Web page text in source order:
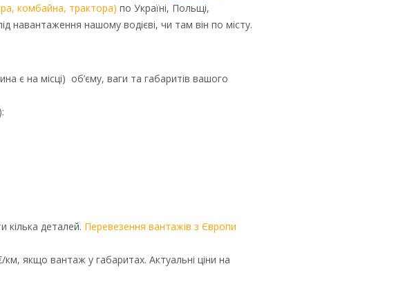
комбайна, трактора) по Україні, Польщі,
навантаження нашому водієві, чи там він по місту.
є на місці) об’єму, ваги та габаритів вашого
кілька деталей. Перевезення вантажів з Європи
якщо вантаж у габаритах. Актуальні ціни на